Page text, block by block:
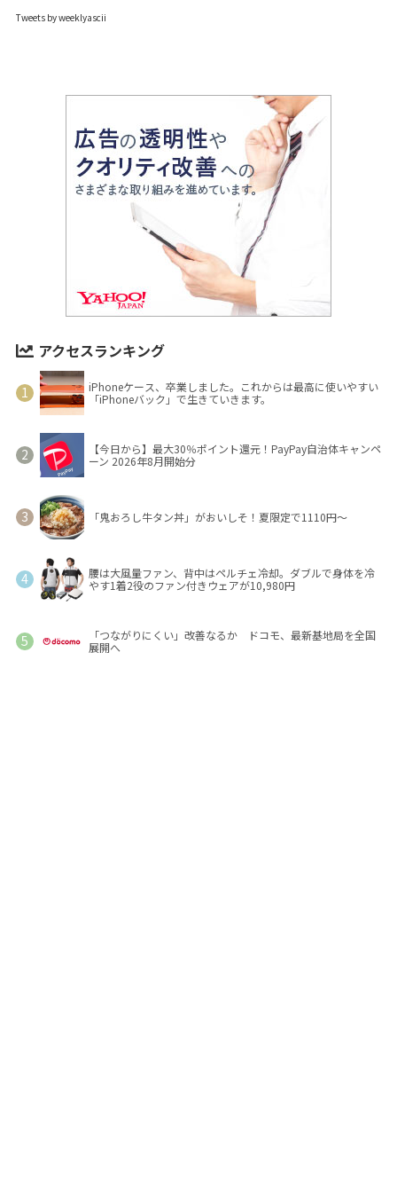
Tweets by weeklyascii
アクセスランキング
iPhoneケース、卒業しました。これからは最高に使いやすい
「iPhoneバック」で生きていきます。
【今日から】最大30％ポイント還元！PayPay自治体キャンペ
ーン 2026年8月開始分
「鬼おろし牛タン丼」がおいしそ！夏限定で1110円～
腰は大風量ファン、背中はペルチェ冷却。ダブルで身体を冷
やす1着2役のファン付きウェアが10,980円
「つながりにくい」改善なるか ドコモ、最新基地局を全国
展開へ